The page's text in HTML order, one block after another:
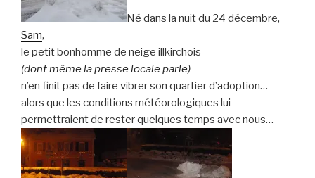
Né dans la nuit du 24 décembre,
Sam,
le petit bonhomme de neige illkirchois
(dont même la presse locale parle)
n’en finit pas de faire vibrer son quartier d’adoption…
alors que les conditions météorologiques lui
permettraient de rester quelques temps avec nous…